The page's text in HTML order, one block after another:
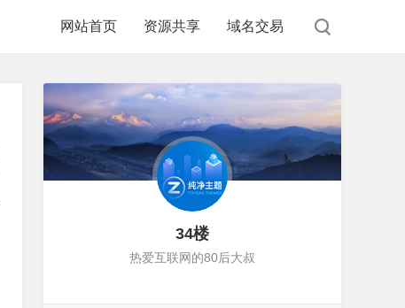
网站首页 资源共享 域名交易
34楼
热爱互联网的80后大叔